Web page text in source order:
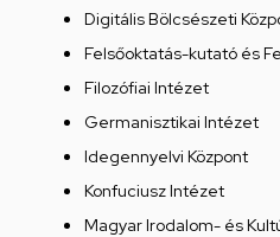
Digitális Bölcsészeti
Felsőoktatás-kutató és
Filozófiai Intézet
Germanisztikai Intézet
Idegennyelvi Központ
Konfuciusz Intézet
Magyar Irodalom- és